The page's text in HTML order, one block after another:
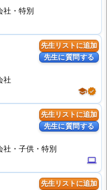
社・特別
先生リストに追加
先生に質問する
schoolverified
社
先生リストに追加
先生に質問する
computer
社・子供・特別
先生リストに追加